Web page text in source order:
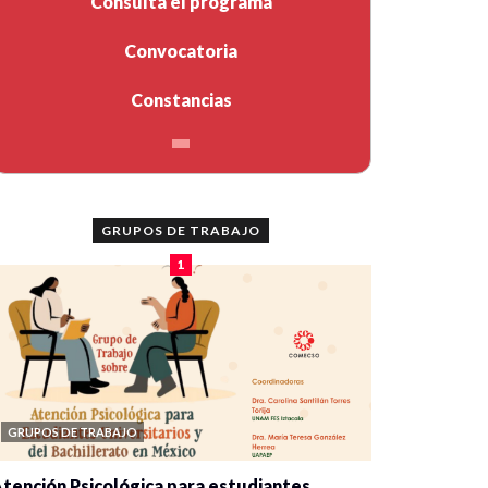
Convocatoria
Constancias
GRUPOS DE TRABAJO
1
GRUPOS DE TRABAJO